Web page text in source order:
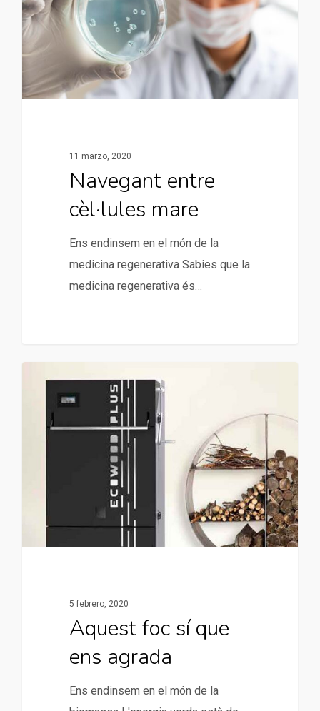
11 marzo, 2020
Navegant entre
cèl·lules mare
Ens endinsem en el món de la
medicina regenerativa Sabies que la
medicina regenerativa és…
5 febrero, 2020
Aquest foc sí que
ens agrada
Ens endinsem en el món de la